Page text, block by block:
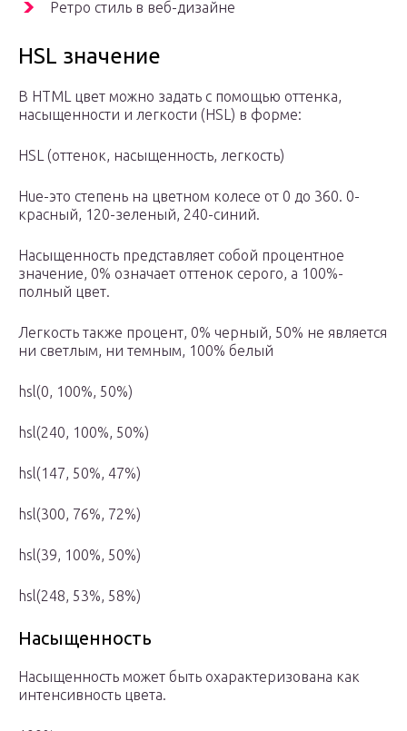
Ретро стиль в веб-дизайне
HSL значение
В HTML цвет можно задать с помощью оттенка,
насыщенности и легкости (HSL) в форме:
HSL (оттенок, насыщенность, легкость)
Hue-это степень на цветном колесе от 0 до 360. 0-
красный, 120-зеленый, 240-синий.
Насыщенность представляет собой процентное
значение, 0% означает оттенок серого, а 100%-
полный цвет.
Легкость также процент, 0% черный, 50% не является
ни светлым, ни темным, 100% белый
hsl(0, 100%, 50%)
hsl(240, 100%, 50%)
hsl(147, 50%, 47%)
hsl(300, 76%, 72%)
hsl(39, 100%, 50%)
hsl(248, 53%, 58%)
Насыщенность
Насыщенность может быть охарактеризована как
интенсивность цвета.